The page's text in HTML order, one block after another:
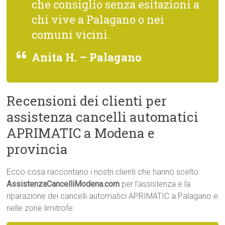
che consiglio senza esitazioni a
chi vive a Palagano o nei
comuni vicini.
Anita H. – Palagano
Recensioni dei clienti per
assistenza cancelli automatici
APRIMATIC a Modena e
provincia
Ecco cosa raccontano i nostri clienti che hanno scelto
AssistenzaCancelliModena.com per l’assistenza e la
riparazione dei cancelli automatici APRIMATIC a Palagano e
nelle zone limitrofe: